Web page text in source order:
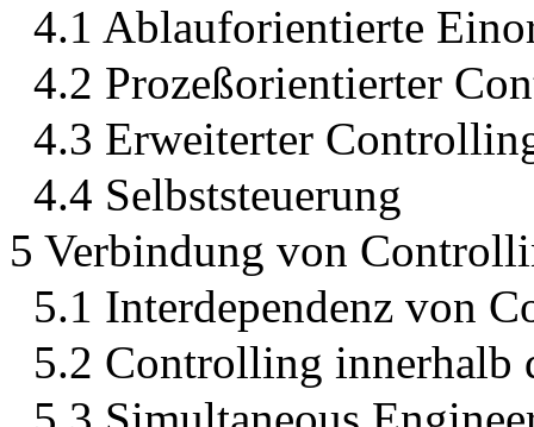
4.1 Ablauforientierte
4.2 Prozeßorientierter
4.3 Erweiterter
4.4 Selbststeuerung
5 Verbindung von
5.1 Interdependenz von
5.2 Controlling innerhalb